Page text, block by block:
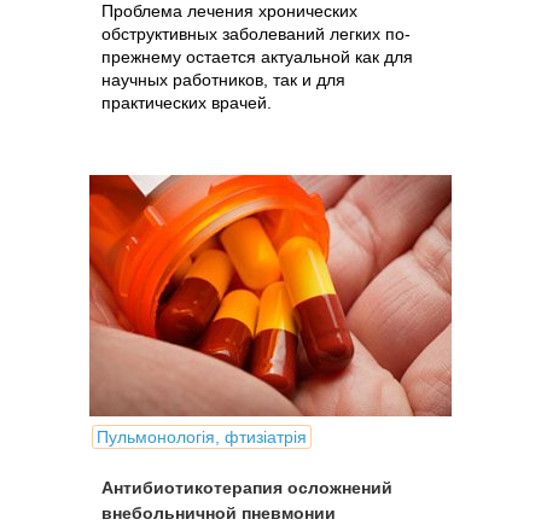
Проблема лечения хронических
обструктивных заболеваний легких по-
прежнему остается актуальной как для
научных работников, так и для
практических врачей.
Пульмонологія, фтизіатрія
Антибиотикотерапия осложнений
внебольничной пневмонии